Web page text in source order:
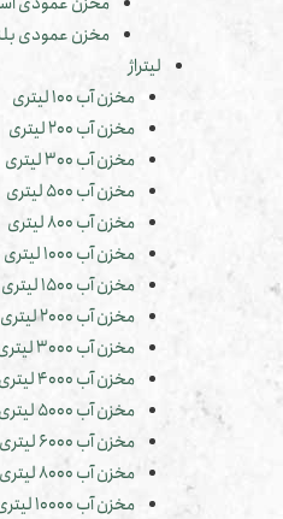
مخزن عمودی بلند
لیتراژ
مخزن آب 100 لیتری
مخزن آب 200 لیتری
مخزن آب 300 لیتری
مخزن آب 500 لیتری
مخزن آب 800 لیتری
مخزن آب 1000 لیتری
مخزن آب 1500 لیتری
مخزن آب 2000 لیتری
مخزن آب 3000 لیتری
مخزن آب 4000 لیتری
مخزن آب 5000 لیتری
مخزن آب 6000 لیتری
مخزن آب 8000 لیتری
مخزن آب 10000 لیتری